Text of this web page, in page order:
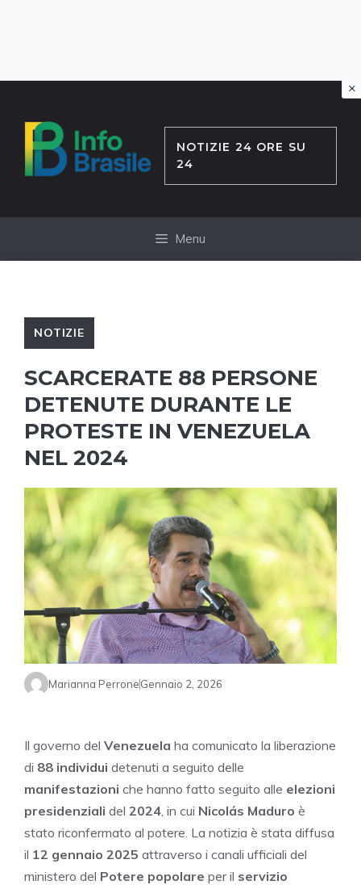
contenuto
NOTIZIE 24 ORE SU
24
Menu
NOTIZIE
SCARCERATE 88 PERSONE
DETENUTE DURANTE LE
PROTESTE IN VENEZUELA
NEL 2024
Marianna PerroneGennaio 2, 2026
Il governo del Venezuela ha comunicato la liberazione
di 88 individui detenuti a seguito delle
manifestazioni che hanno fatto seguito alle elezioni
presidenziali del 2024, in cui Nicolás Maduro è
stato riconfermato al potere. La notizia è stata diffusa
il 12 gennaio 2025 attraverso i canali ufficiali del
ministero del Potere popolare per il servizio
×